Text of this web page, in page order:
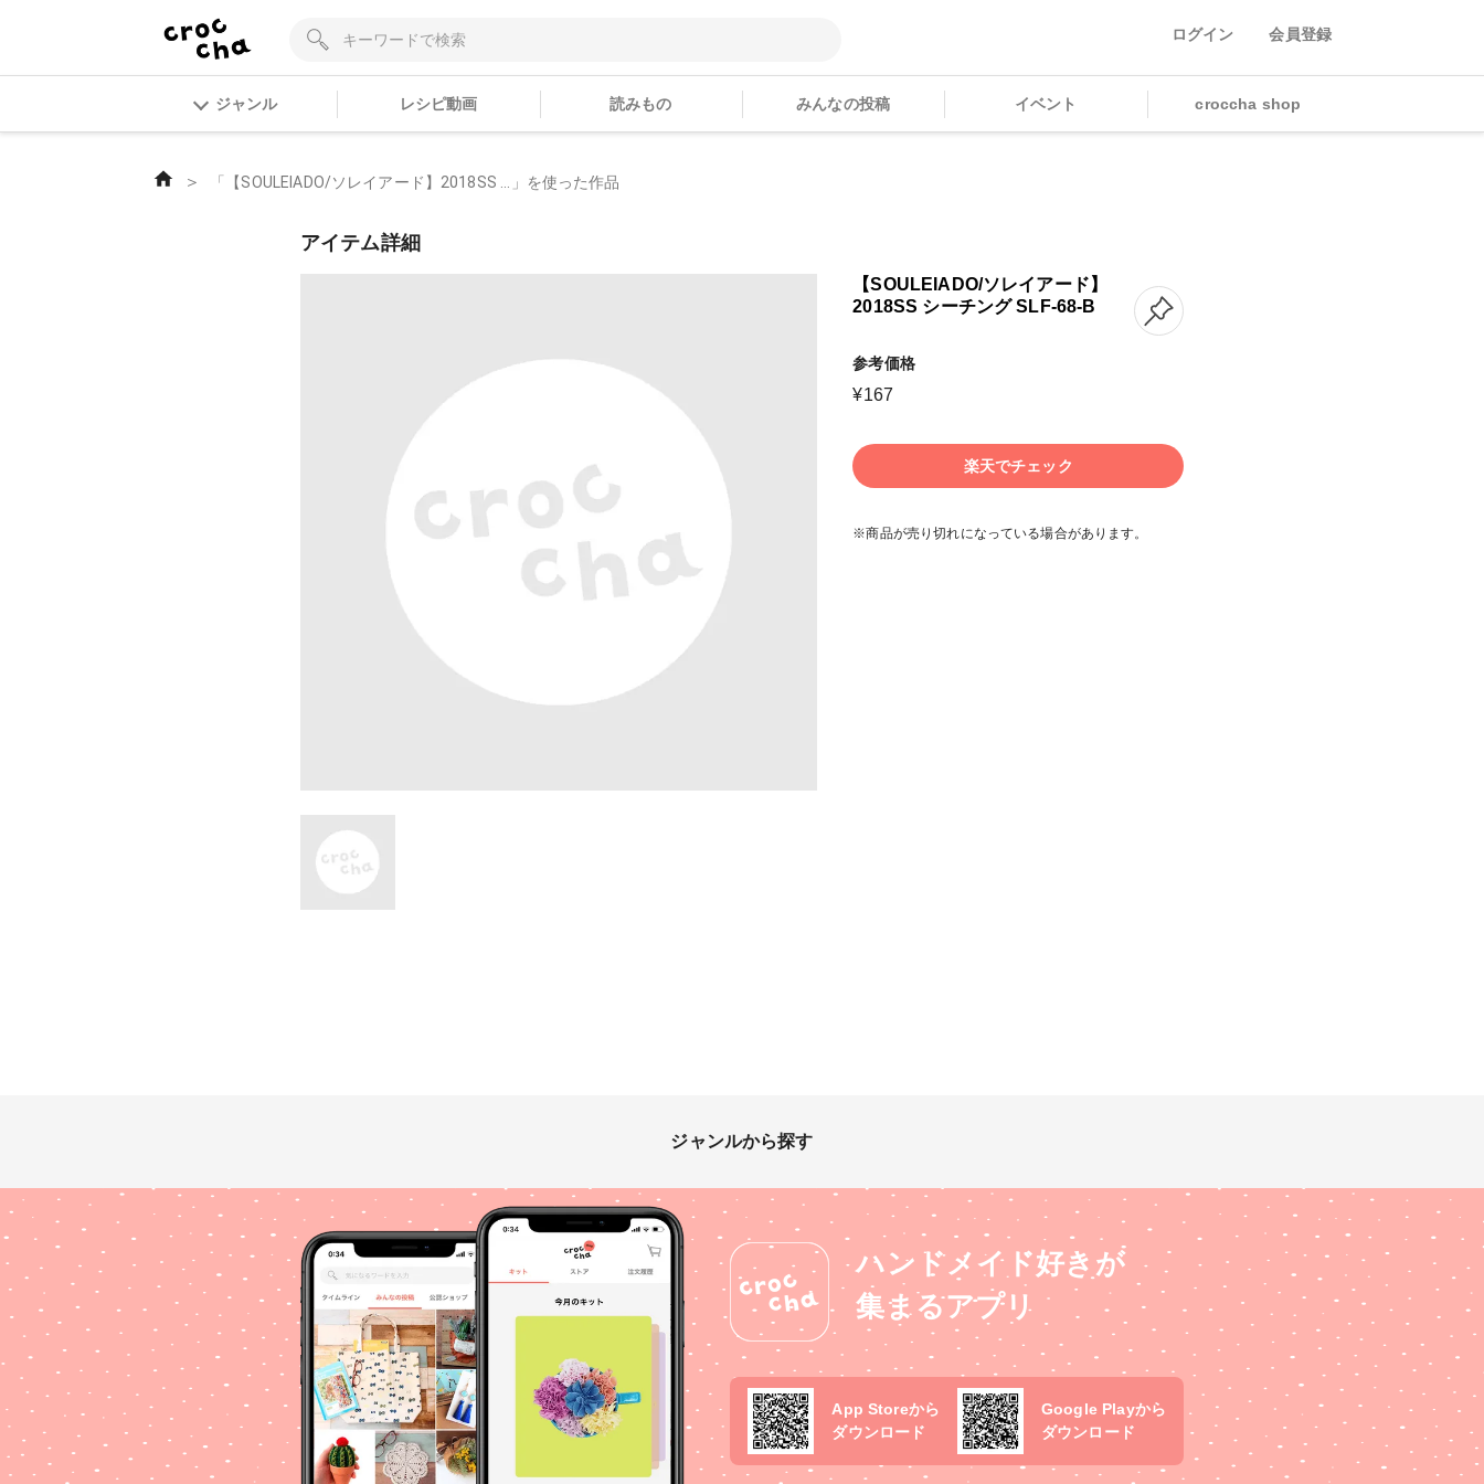
ログイン 会員登録
ジャンル レシピ動画 読みもの みんなの投稿 イベント croccha shop
＞ 「【SOULEIADO/ソレイアード】2018SS ...」を使った作品
アイテム詳細
【SOULEIADO/ソレイアード】
2018SS シーチング SLF-68-B
参考価格
¥167
楽天でチェック
※商品が売り切れになっている場合があります。
ジャンルから探す
ハンドメイド好きが
集まるアプリ
App Storeから
ダウンロード
Google Playから
ダウンロード